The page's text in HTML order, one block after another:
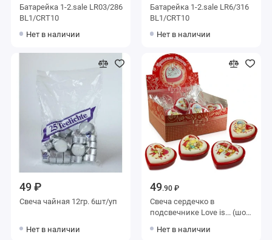
Батарейка 1-2.sale LR03/286
BL1/CRT10
Нет в наличии
Батарейка 1-2.sale LR6/316
BL1/CRT10
Нет в наличии
49 ₽
Свеча чайная 12гр. 6шт/уп
Нет в наличии
49.90 ₽
Свеча сердечко в
подсвечнике Love is... (шоу-
Нет в наличии